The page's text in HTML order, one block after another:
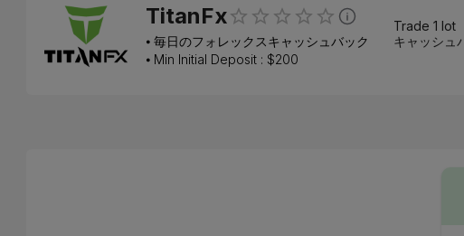
TitanFx
⦁ 毎日のフォレックスキャッシュバック
⦁ Min Initial Deposit : $200
Trade 1 lot
キャッシュ